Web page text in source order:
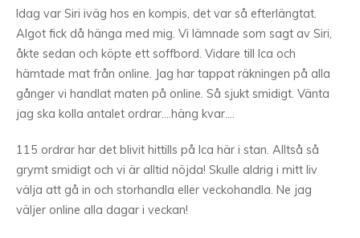
Idag var Siri iväg hos en kompis, det var så efterlängtat.
Algot fick då hänga med mig. Vi lämnade som sagt av Siri,
åkte sedan och köpte ett soffbord. Vidare till Ica och
hämtade mat från online. Jag har tappat räkningen på alla
gånger vi handlat maten på online. Så sjukt smidigt. Vänta
jag ska kolla antalet ordrar….häng kvar….
115 ordrar har det blivit hittills på Ica här i stan. Alltså så
grymt smidigt och vi är alltid nöjda! Skulle aldrig i mitt liv
välja att gå in och storhandla eller veckohandla. Ne jag
väljer online alla dagar i veckan!